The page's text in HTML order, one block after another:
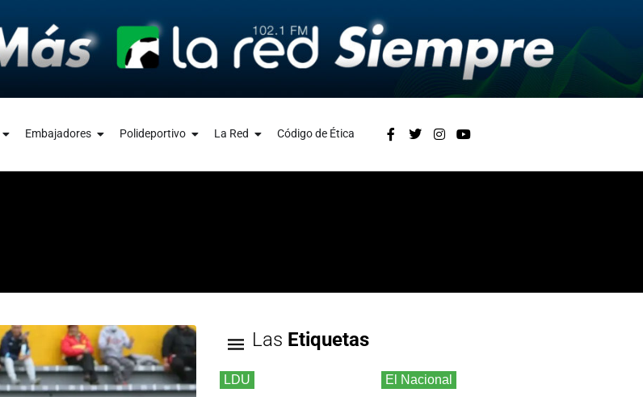
Embajadores Polideportivo La Red Código de Ética
Las Etiquetas
LDU El Nacional